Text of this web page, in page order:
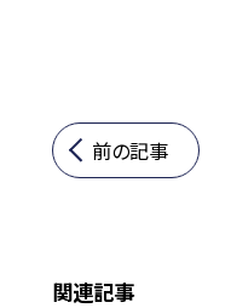
前の記事
関連記事